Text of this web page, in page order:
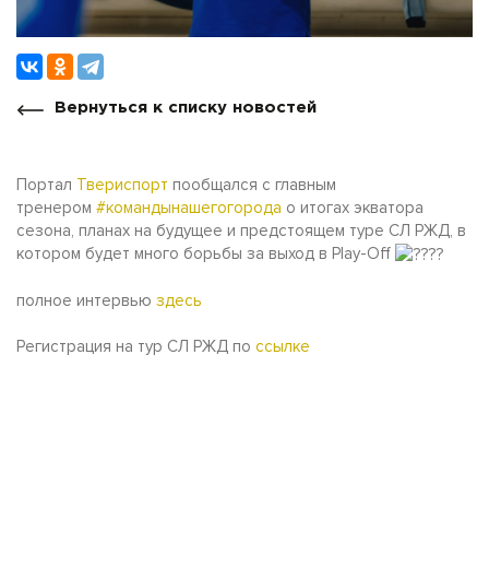
Вернуться к списку новостей
Портал Твериспорт пообщался с главным
тренером #командынашегогорода о итогах экватора
сезона, планах на будущее и предстоящем туре СЛ РЖД, в
котором будет много борьбы за выход в Play-Off
полное интервью здесь
Регистрация на тур СЛ РЖД по ссылке